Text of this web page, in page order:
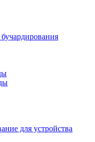
для устройства